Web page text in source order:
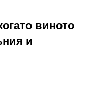
виното
и